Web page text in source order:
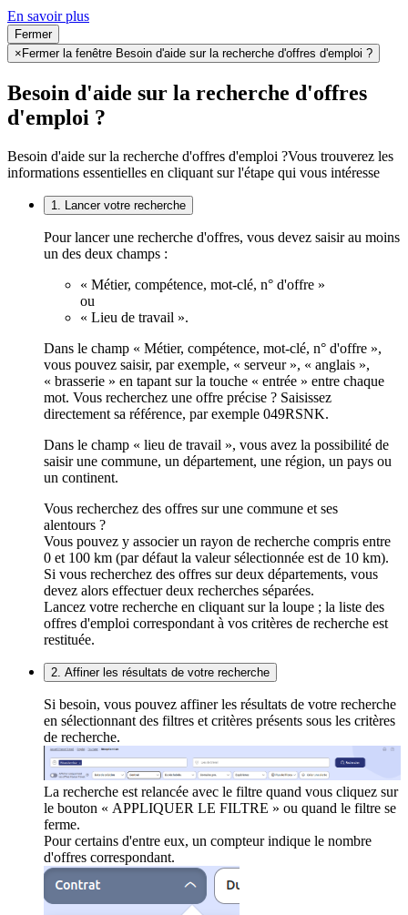
En savoir plus
Fermer
× Fermer la fenêtre Besoin d'aide sur la recherche d'offres d'emploi ?
Besoin d'aide sur la recherche d'offres
d'emploi ?
Besoin d'aide sur la recherche d'offres d'emploi ?Vous trouverez les
informations essentielles en cliquant sur l'étape qui vous intéresse
1. Lancer votre recherche
Pour lancer une recherche d'offres, vous devez saisir au moins
un des deux champs :
« Métier, compétence, mot-clé, n° d'offre »
ou
« Lieu de travail ».
Dans le champ « Métier, compétence, mot-clé, n° d'offre »,
vous pouvez saisir, par exemple, « serveur », « anglais »,
« brasserie » en tapant sur la touche « entrée » entre chaque
mot. Vous recherchez une offre précise ? Saisissez
directement sa référence, par exemple 049RSNK.
Dans le champ « lieu de travail », vous avez la possibilité de
saisir une commune, un département, une région, un pays ou
un continent.
Vous recherchez des offres sur une commune et ses
alentours ?
Vous pouvez y associer un rayon de recherche compris entre
0 et 100 km (par défaut la valeur sélectionnée est de 10 km).
Si vous recherchez des offres sur deux départements, vous
devez alors effectuer deux recherches séparées.
Lancez votre recherche en cliquant sur la loupe ; la liste des
offres d'emploi correspondant à vos critères de recherche est
restituée.
2. Affiner les résultats de votre recherche
Si besoin, vous pouvez affiner les résultats de votre recherche
en sélectionnant des filtres et critères présents sous les critères
de recherche.
La recherche est relancée avec le filtre quand vous cliquez sur
le bouton « APPLIQUER LE FILTRE » ou quand le filtre se
ferme.
Pour certains d'entre eux, un compteur indique le nombre
d'offres correspondant.